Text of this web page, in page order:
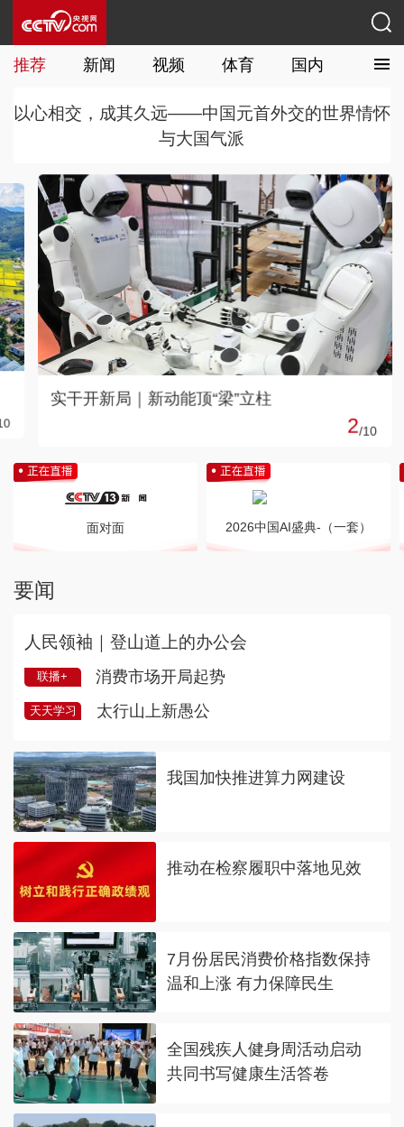
推荐 新闻 视频 体育 国内 国际
以心相交，成其久远——中国元首外交的世界情怀
与大国气派
实干开新局｜新动能顶“梁”立柱
/10
面对面 2026中国AI盛典-（一套）
要闻
人民领袖｜登山道上的办公会
联播+ 消费市场开局起势
天天学习 太行山上新愚公
我国加快推进算力网建设
推动在检察履职中落地见效
7月份居民消费价格指数保持
温和上涨 有力保障民生
全国残疾人健身周活动启动
共同书写健康生活答卷